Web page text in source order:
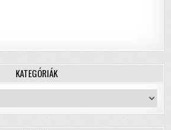
KATEGÓRIÁK